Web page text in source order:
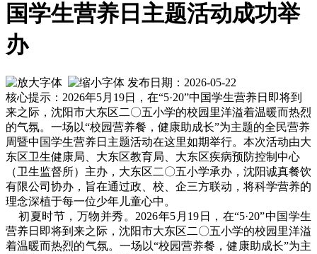
国学生营养日主题活动成功举
办
发布日期：2026-05-22
核心提示：2026年5月19日，在“5·20”中国学生营养日即将到
来之际，沈阳市大东区二〇五小学的校园里洋溢着温暖而热烈
的气氛。一场以“校园营养餐，健康助成长”为主题的全民营养
周暨中国学生营养日主题活动在这里如期举行。本次活动由大
东区卫生健康局、大东区教育局、大东区疾病预防控制中心
（卫生监督所）主办，大东区二〇五小学承办，沈阳诚真餐饮
有限公司协办，旨在通过政、校、企三方联动，将科学营养的
理念深植于每一位少年儿童心中。
初夏时节，万物并秀。2026年5月19日，在“5·20”中国学生
营养日即将到来之际，沈阳市大东区二〇五小学的校园里洋溢
着温暖而热烈的气氛。一场以“校园营养餐，健康助成长”为主